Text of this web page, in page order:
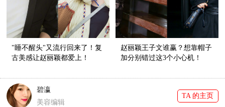
"睡不醒头"又流行回来了！复
古美感让赵丽颖都爱上！
赵丽颖王子文谁赢？想靠帽子
加分别错过这3个小心机！
碧瀛
美容编辑
TA 的主页